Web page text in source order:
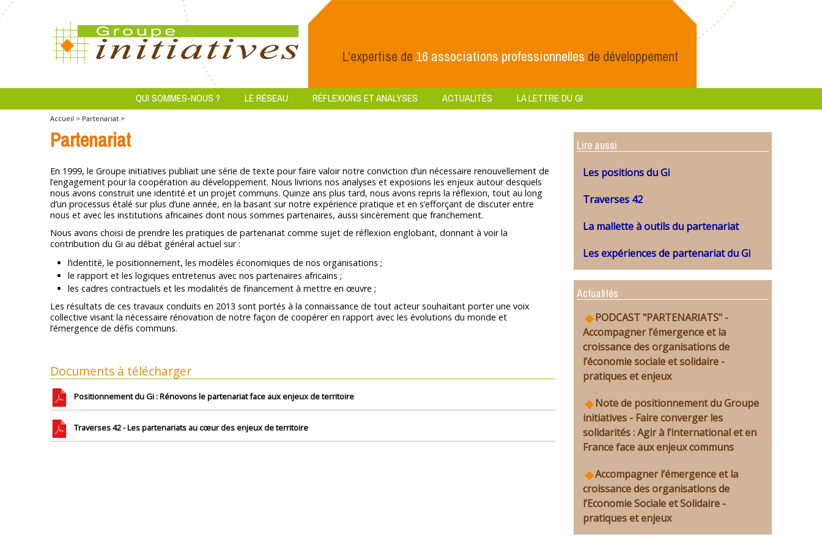
L’expertise de 16 associations professionnelles de développement
QUI SOMMES-NOUS ? LE RÉSEAU RÉFLEXIONS ET ANALYSES ACTUALITÉS LA LETTRE DU GI
Accueil > Partenariat >
Partenariat
En 1999, le Groupe initiatives publiait une série de texte pour faire valoir notre conviction d’un nécessaire renouvellement de
l’engagement pour la coopération au développement. Nous livrions nos analyses et exposions les enjeux autour desquels
nous avons construit une identité et un projet communs. Quinze ans plus tard, nous avons repris la réflexion, tout au long
d’un processus étalé sur plus d’une année, en la basant sur notre expérience pratique et en s’efforçant de discuter entre
nous et avec les institutions africaines dont nous sommes partenaires, aussi sincèrement que franchement.
Nous avons choisi de prendre les pratiques de partenariat comme sujet de réflexion englobant, donnant à voir la
contribution du Gi au débat général actuel sur :
l’identité, le positionnement, les modèles économiques de nos organisations ;
le rapport et les logiques entretenus avec nos partenaires africains ;
les cadres contractuels et les modalités de financement à mettre en œuvre ;
Les résultats de ces travaux conduits en 2013 sont portés à la connaissance de tout acteur souhaitant porter une voix
collective visant la nécessaire rénovation de notre façon de coopérer en rapport avec les évolutions du monde et
l’émergence de défis communs.
Documents à télécharger
Positionnement du Gi : Rénovons le partenariat face aux enjeux de territoire
Traverses 42 - Les partenariats au cœur des enjeux de territoire
Lire aussi
Les positions du Gi
Traverses 42
La mallette à outils du partenariat
Les expériences de partenariat du Gi
Actualités
PODCAST "PARTENARIATS" -
Accompagner l’émergence et la
croissance des organisations de
l’économie sociale et solidaire -
pratiques et enjeux
Note de positionnement du Groupe
initiatives - Faire converger les
solidarités : Agir à l’international et en
France face aux enjeux communs
Accompagner l’émergence et la
croissance des organisations de
l’Economie Sociale et Solidaire -
pratiques et enjeux